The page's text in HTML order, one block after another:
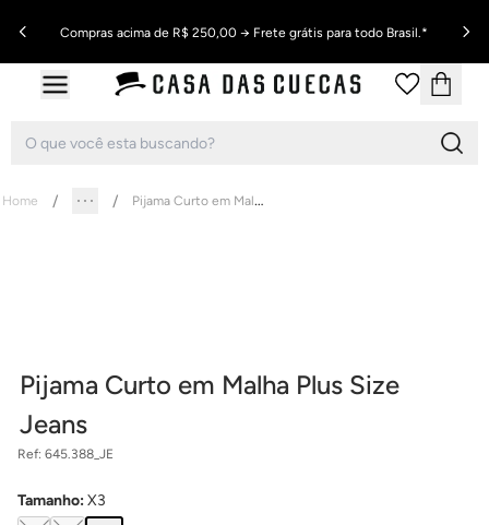
Compras acima de R$ 250,00 → Frete grátis para todo Brasil.*
Home Pijama Curto em Malha Plus Size Jeans
Pijama Curto em Malha Plus Size
Jeans
Ref: 645.388_JE
Tamanho:X3